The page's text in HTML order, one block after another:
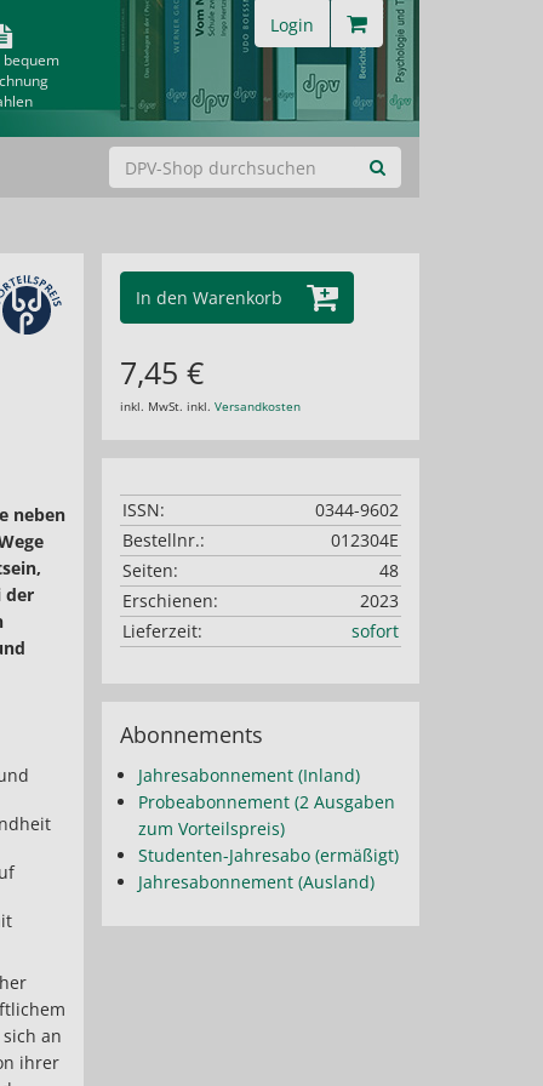
bequem
Login
neben
der
an
ihrer
In den Warenkorb
7,45 €
inkl. MwSt. inkl. Versandkosten
ISSN:
0344-9602
Bestellnr.:
012304E
Seiten:
48
Erschienen:
2023
Lieferzeit:
sofort
Abonnements
Jahresabonnement (Inland)
Probeabonnement (2 Ausgaben
zum Vorteilspreis)
Studenten-Jahresabo (ermäßigt)
Jahresabonnement (Ausland)